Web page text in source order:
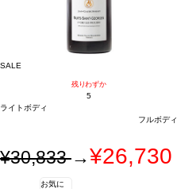
SALE
残りわずか
5
ライトボディ
フルボディ
¥30,833→¥26,730
お気に